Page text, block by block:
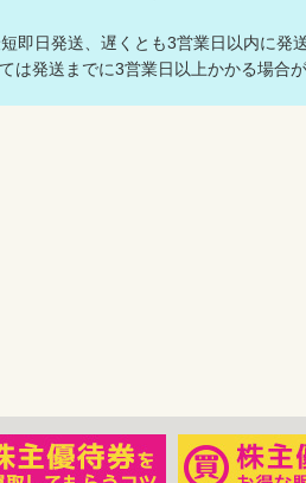
即日発送、遅くとも3営業日以内に発
発送までに3営業日以上かかる場合